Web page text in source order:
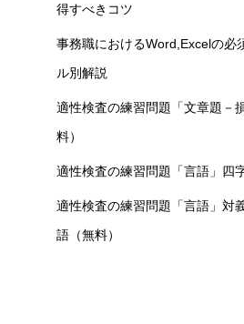
得すべきコツ
事務職におけるWord,Excelの必
ル別解説
適性検査の練習問題「文章題－
料）
適性検査の練習問題「言語」四
適性検査の練習問題「言語」対
語（無料）